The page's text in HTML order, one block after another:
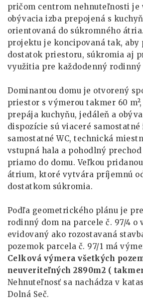
pričom centrom nehnuteľnosti je
obývacia izba prepojená s
orientovaná do súkromného
projektu je koncipovaná tak, aby
dostatok priestoru, súkromia aj
využitia pre každodenný rodinný
Dominantou domu je otvorený
priestor s výmerou takmer 60
prepája kuchyňu, jedáleň a
dispozície sú viaceré samostatné
samostatné WC, technická
vstupná hala a pohodlný
priamo do domu. Veľkou
átrium, ktoré vytvára príjemnú
dostatkom súkromia.
Podľa geometrického plánu je
rodinný dom na parcele č. 97/4 o
evidovaný ako rozostavaná
pozemok parcela č. 97/1 má
Celková výmera všetkých
neuveriteľných 2890m2 (
Nehnuteľnosť sa nachádza v
Dolná Seč.